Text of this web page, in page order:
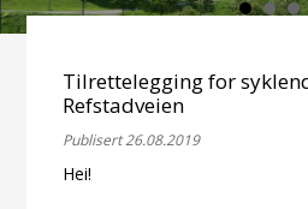
Tilrettelegging for
Refstadveien
Publisert 26.08.2019
Hei!